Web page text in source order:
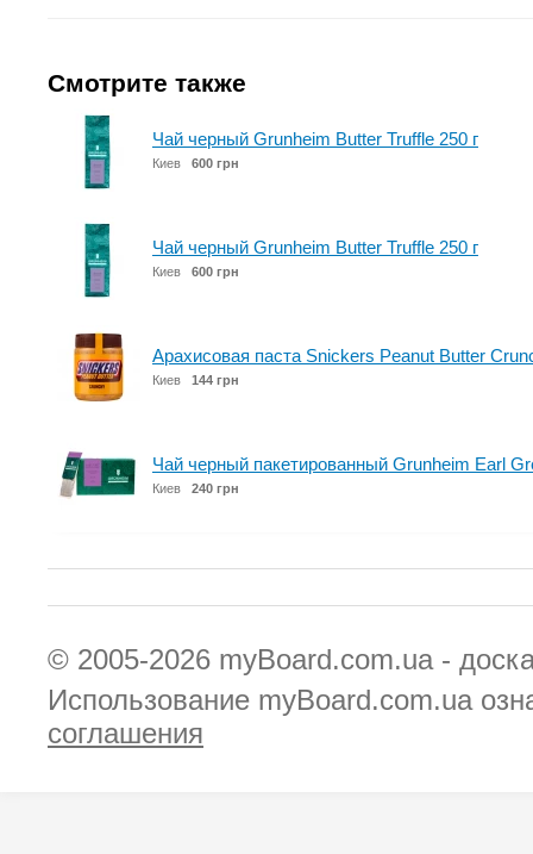
Смотрите также
Чай черный Grunheim Butter Truffle 250 г
Киев 600 грн
Чай черный Grunheim Butter Truffle 250 г
Киев 600 грн
Арахисовая паста Snickers Peanut Butter
Киев 144 грн
Чай черный пакетированный Grunheim Earl
Киев 240 грн
© 2005-2026 myBoard.com.ua -
Использование myBoard.com.ua
соглашения